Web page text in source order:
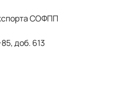
СОФПП
доб. 613